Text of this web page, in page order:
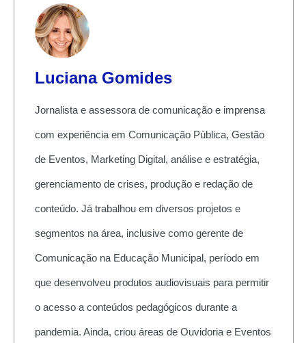
Luciana Gomides
Jornalista e assessora de comunicação e imprensa
com experiência em Comunicação Pública, Gestão
de Eventos, Marketing Digital, análise e estratégia,
gerenciamento de crises, produção e redação de
conteúdo. Já trabalhou em diversos projetos e
segmentos na área, inclusive como gerente de
Comunicação na Educação Municipal, período em
que desenvolveu produtos audiovisuais para permitir
o acesso a conteúdos pedagógicos durante a
pandemia. Ainda, criou áreas de Ouvidoria e Eventos